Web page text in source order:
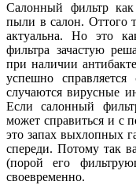
Салонный фильтр
пыли в салон. Оттого
актуальна. Но это
фильтра зачастую
при наличии
успешно
случаются вирусные
Если салонный
может справиться и с
это запах выхлопных
спереди. Потому так
(порой его
своевременно.